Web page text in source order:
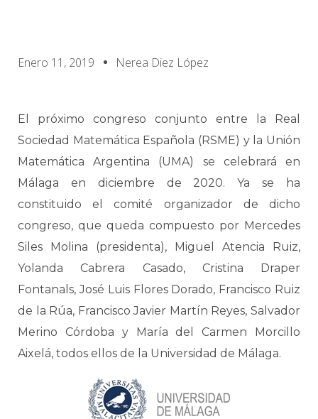
Enero 11, 2019 Nerea Diez López
El próximo congreso conjunto entre la Real
Sociedad Matemática Española (RSME) y la Unión
Matemática Argentina (UMA) se celebrará en
Málaga en diciembre de 2020. Ya se ha
constituido el comité organizador de dicho
congreso, que queda compuesto por Mercedes
Siles Molina (presidenta), Miguel Atencia Ruiz,
Yolanda Cabrera Casado, Cristina Draper
Fontanals, José Luis Flores Dorado, Francisco Ruiz
de la Rúa, Francisco Javier Martín Reyes, Salvador
Merino Córdoba y María del Carmen Morcillo
Aixelá, todos ellos de la Universidad de Málaga.